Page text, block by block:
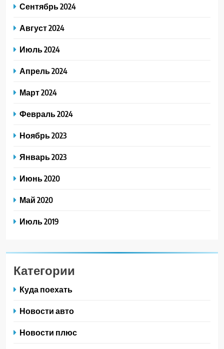
Сентябрь 2024
Август 2024
Июль 2024
Апрель 2024
Март 2024
Февраль 2024
Ноябрь 2023
Январь 2023
Июнь 2020
Май 2020
Июль 2019
Категории
Куда поехать
Новости авто
Новости плюс